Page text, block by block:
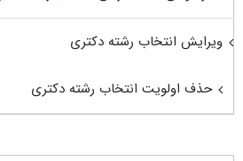
ویرایش انتخاب رشته دکتری
حذف اولویت انتخاب رشته دکتری